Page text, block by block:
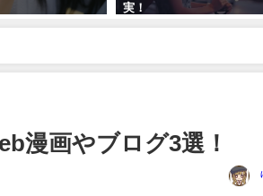
実！
漫画やブログ3選！